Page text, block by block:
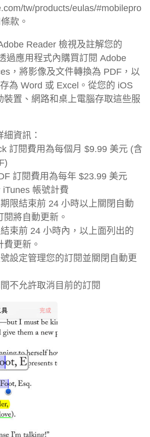
tw/products/eulas/#mobilepro
款。
Reader 檢視及註解您的
過應用程式內購買訂閱 Adobe
，將影像及文件轉換為 PDF，以
為 Word 或 Excel。從您的 iOS
裝置、網路和桌上電腦存取這些服
資訊：
訂閱費用為每個月 $9.99 美元 (含
訂閱費用為每年 $23.99 美元
iTunes 帳號計費
限結束前 24 小時以上關閉自動
將自動更新。
束前 24 小時內，以上面列出的
更新。
設定管理您的訂閱並關閉自動更
不允許取消目前的訂閱